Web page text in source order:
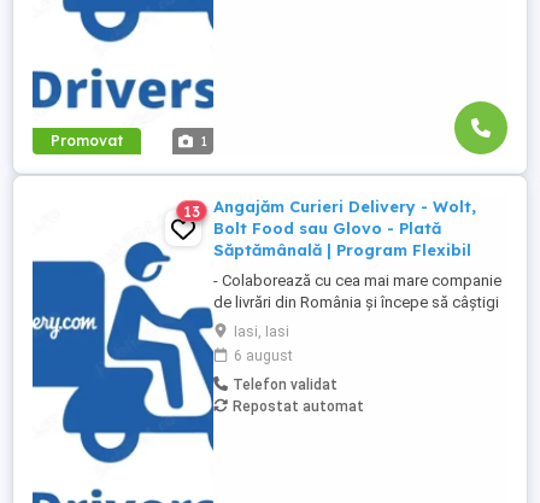
Promovat 1
13
Angajăm Curieri Delivery - Wolt,
Bolt Food sau Glovo - Plată
Săptămânală | Program Flexibil
- Colaborează cu cea mai mare companie
de livrări din România și începe să câștigi
rapid! - Cerințe: Minim 18 ani Mijloc de
transport propriu (mașină, scuter,
motocicletă sau bicicletă) Telefon mobil
cu acces la internet - Ce oferim: Plată
săptămânală, fără întârzieri Bonusuri
Iasi, Iasi
6 august
Telefon validat
Repostat automat